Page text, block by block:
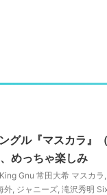
グル『マスカラ』
めっちゃ楽しみ
King Gnu 常田大希 マスカラ ,
外, ジャニーズ, 滝沢秀明